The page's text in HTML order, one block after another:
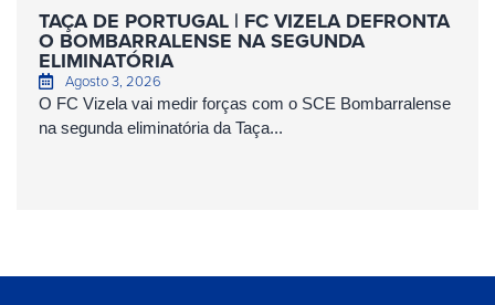
TAÇA DE PORTUGAL | FC VIZELA DEFRONTA
O BOMBARRALENSE NA SEGUNDA
ELIMINATÓRIA
Agosto 3, 2026
O FC Vizela vai medir forças com o SCE Bombarralense
na segunda eliminatória da Taça...